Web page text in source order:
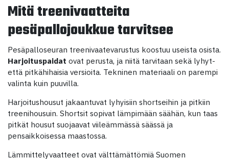
Mitä treenivaatteita
pesäpallojoukkue tarvitsee
Pesäpalloseuran treenivaatevarustus koostuu useista osista.
Harjoituspaidat ovat perusta, ja niitä tarvitaan sekä lyhyt-
että pitkähihaisia versioita. Tekninen materiaali on parempi
valinta kuin puuvilla.
Harjoitushousut jakaantuvat lyhyisiin shortseihin ja pitkiin
treenihousuin. Shortsit sopivat lämpimään säähän, kun taas
pitkät housut suojaavat viileämmässä säässä ja
pensaikkoisessa maastossa.
Lämmittelyvaatteet ovat välttämättömiä Suomen